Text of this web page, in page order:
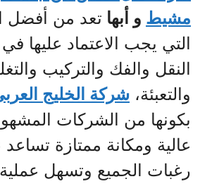
مشيط و أبها تعد من أفضل
التي يجب الاعتماد عليها
النقل والفك والتركيب
والتعبئة، شركة الخليج
بكونها من الشركات
عالية ومكانة ممتازة
رغبات الجميع وتسهل عملية